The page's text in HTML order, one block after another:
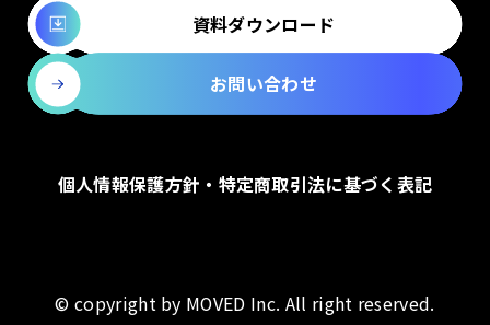
資料ダウンロード
お問い合わせ
個人情報保護方針・特定商取引法に基づく表記
© copyright by MOVED Inc. All right reserved.